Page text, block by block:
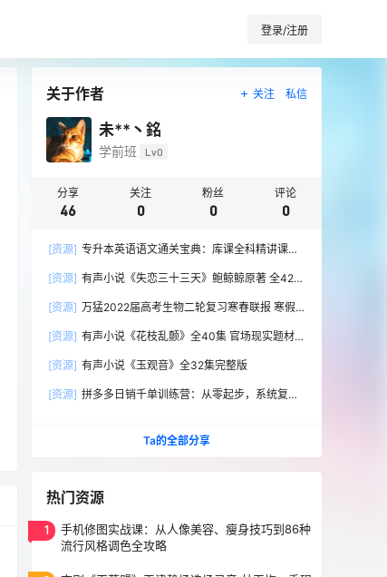
登录/注册
关于作者 关注 私信
未**丶銘
学前班 Lv0
分享
46
关注
0
粉丝
0
评论
0
[资源] 专升本英语语文通关宝典：库课全科精讲课程
[资源] 有声小说《失恋三十三天》鲍鲸鲸原著 全42集
[资源] 万猛2022届高考生物二轮复习寒春联报 寒假
[资源] 有声小说《花枝乱颤》全40集 官场现实题材长
[资源] 有声小说《玉观音》全32集完整版
[资源] 拼多多日销千单训练营：从零起步，系统复制
Ta的全部分享
热门资源
1
手机修图实战课：从人像美容、瘦身技巧到86种
流行风格调色全攻略